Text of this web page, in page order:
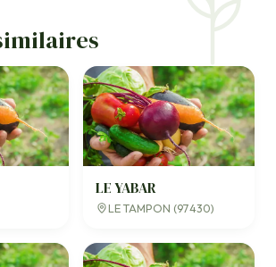
LE YABAR
LE TAMPON (97430)